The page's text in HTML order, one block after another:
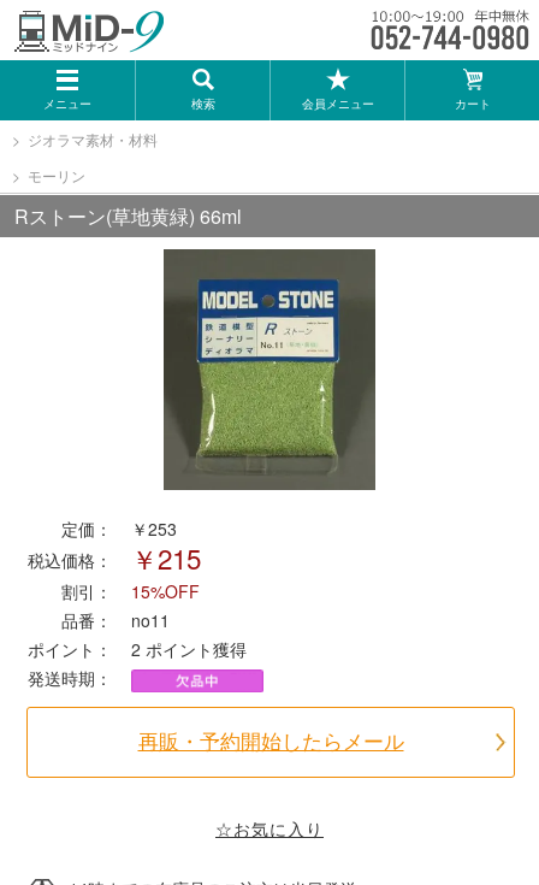
メニュー 検索 会員メニュー カート
メーカー一覧
TOMIX
KATO
Bトレインショーティー
タカラトミー（プラレール）
ポポンデッタ
MODEMO(モデモ)
ジオラマ素材・材料
モーリン
Rストーン(草地黄緑) 66ml
定価：
￥253
税込価格：
￥215
割引：
15%OFF
品番：
no11
ポイント：
2 ポイント獲得
発送時期：
再販・予約開始したらメール
☆お気に入り